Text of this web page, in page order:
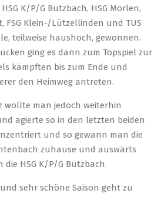
K/P/G Butzbach, HSG Mörlen,
FSG Klein-/Lützellinden und TUS
teilweise haushoch, gewonnen.
ging es dann zum Topspiel zur
kämpften bis zum Ende und
den Heimweg antreten.
wollte man jedoch weiterhin
agierte so in den letzten beiden
und so gewann man die
zuhause und auswärts
die HSG K/P/G Butzbach.
sehr schöne Saison geht zu